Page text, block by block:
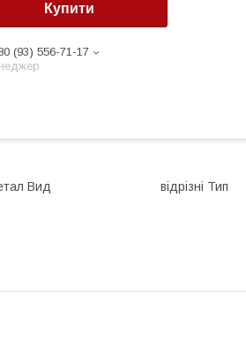
Купити
(93) 556-71-17
метал Вид